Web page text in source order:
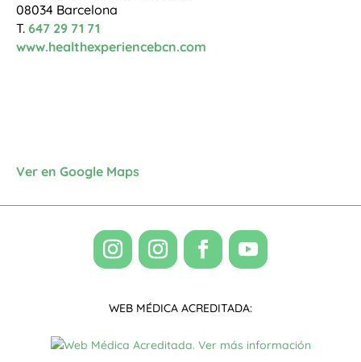
08034 Barcelona
T. 647 29 71 71
www.healthexperiencebcn.com
Ver en Google Maps
WEB MÉDICA ACREDITADA: